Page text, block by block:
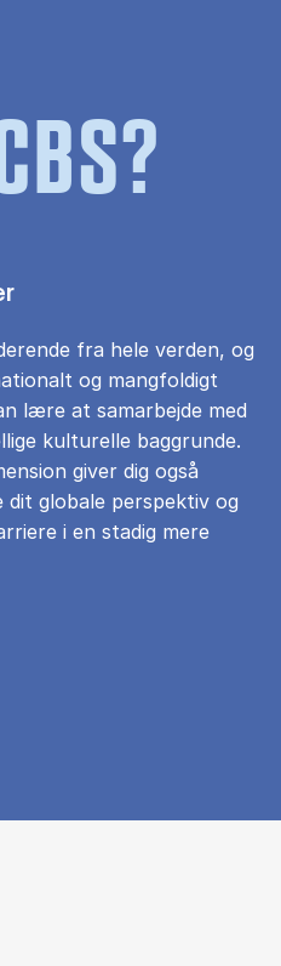
fra hele verden, og
og mangfoldigt
lære at samarbejde med
kulturelle baggrunde.
giver dig også
dit globale perspektiv og
i en stadig mere